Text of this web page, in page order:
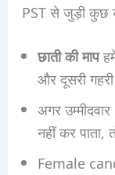
PST से जुड़ी कुछ
छाती की माप
और दूसरी
अगर
नहीं कर पाता,
Female